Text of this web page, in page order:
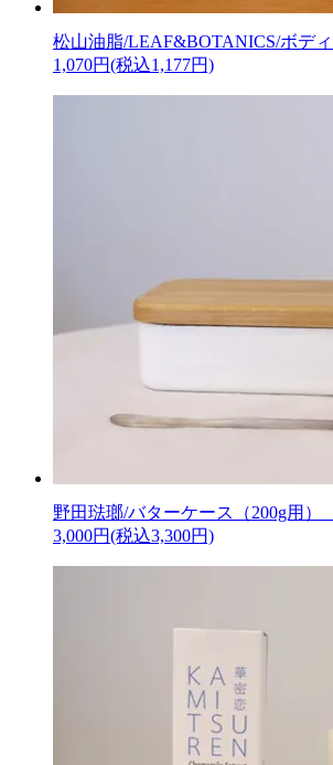
松山油脂/LEAF&BOTANICS/ボデ
1,070円(税込1,177円)
野田琺瑯/バターケース（200g用）
3,000円(税込3,300円)